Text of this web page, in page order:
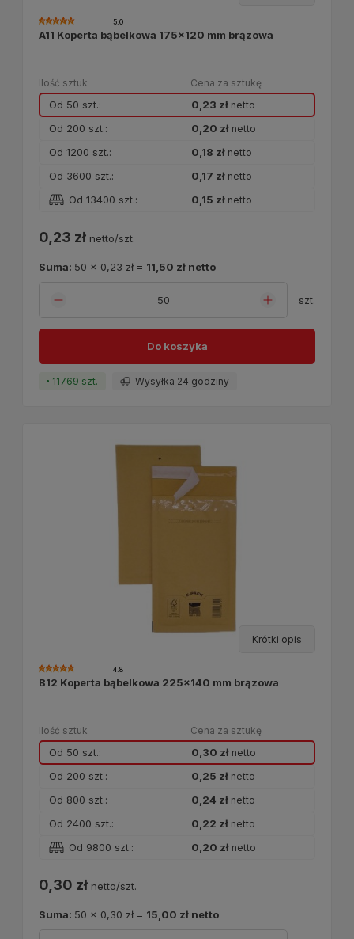
A11 Koperta bąbelkowa 175x120 mm brązowa
5.0
Ilość sztuk Cena za sztukę
Od 50 szt.: 0,23 złnetto
Od 200 szt.: 0,20 złnetto
Od 1200 szt.: 0,18 złnetto
Od 3600 szt.: 0,17 złnetto
Od 13400 szt.: 0,15 złnetto
0,23 zł netto/szt.
szt.
Do koszyka
Suma: 50 x 0,23 zł = 11,50 zł netto
11769 szt. Wysyłka 24 godziny
Krótki opis
B12 Koperta bąbelkowa 225x140 mm brązowa
4.8
Ilość sztuk Cena za sztukę
Od 50 szt.: 0,30 złnetto
Od 200 szt.: 0,25 złnetto
Od 800 szt.: 0,24 złnetto
Od 2400 szt.: 0,22 złnetto
Od 9800 szt.: 0,20 złnetto
0,30 zł netto/szt.
Suma: 50 x 0,30 zł = 15,00 zł netto